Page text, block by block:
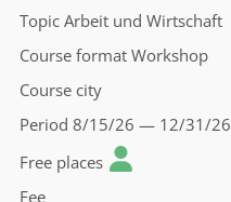
Topic Arbeit und Wirtschaft
Course format Workshop
Course city
Period 8/15/26 — 12/31/26
Free places
Fee